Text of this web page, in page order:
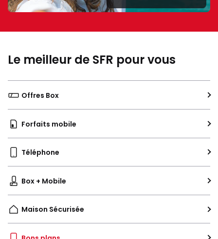
de
à
Le meilleur de SFR pour vous
Offres Box
Forfaits mobile
Téléphone
Box + Mobile
Maison Sécurisée